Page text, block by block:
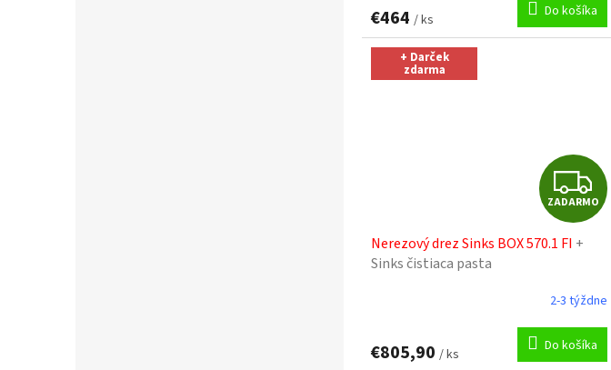
€464 / ks Do košíka
+ Darček
zdarma
Z
A
A
R
ZADARMO
Nerezový drez Sinks BOX 570.1 FI +
Sinks čistiaca pasta
2-3 týždne
€805,90 / ks Do košíka